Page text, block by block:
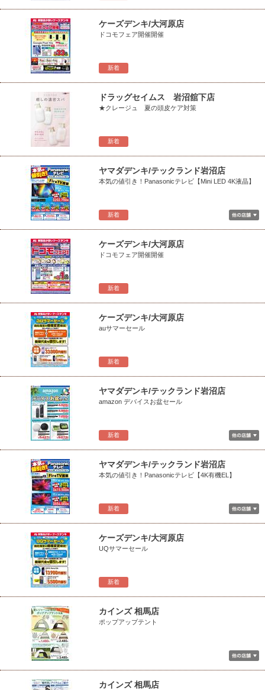
新着
ケーズデンキ/大河原店
ドコモフェア開催開催
新着
ドラッグセイムス 岩沼舘下店
★クレージュ 夏の頭皮ケア対策
新着
ヤマダデンキ/テックランド岩沼店
本気の値引き！Panasonicテレビ【Mini LED 4K液晶】
新着
ケーズデンキ/大河原店
ドコモフェア開催開催
新着
ケーズデンキ/大河原店
auサマーセール
新着
ヤマダデンキ/テックランド岩沼店
amazon デバイスお盆セール
新着
ヤマダデンキ/テックランド岩沼店
本気の値引き！Panasonicテレビ【4K有機EL】
新着
ケーズデンキ/大河原店
UQサマーセール
カインズ 相馬店
ポップアップテント
カインズ 相馬店